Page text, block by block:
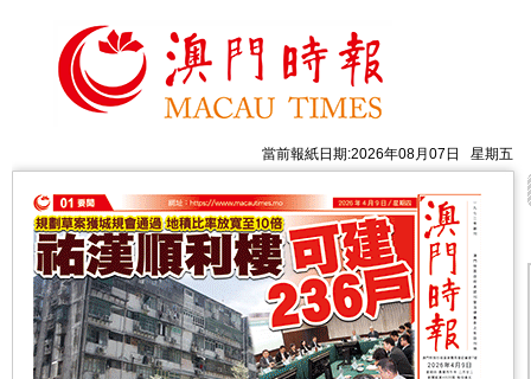
當前報紙日期:2026年08月07日 星期五